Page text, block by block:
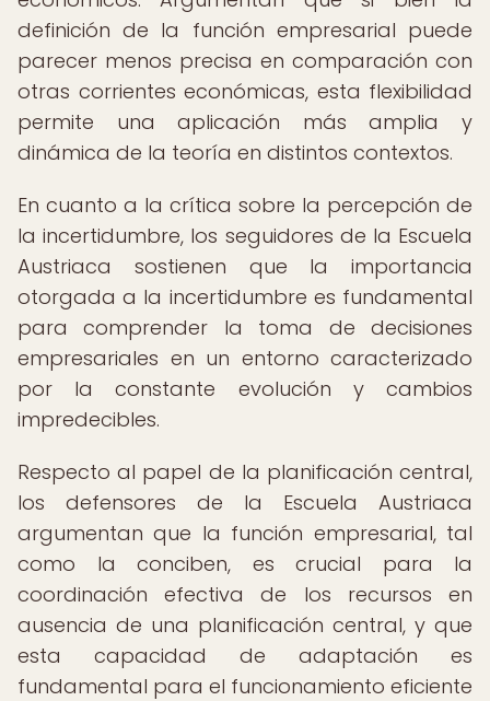
definición de la función empresarial puede
parecer menos precisa en comparación con
otras corrientes económicas, esta flexibilidad
permite una aplicación más amplia y
dinámica de la teoría en distintos contextos.
En cuanto a la crítica sobre la percepción de
la incertidumbre, los seguidores de la Escuela
Austriaca sostienen que la importancia
otorgada a la incertidumbre es fundamental
para comprender la toma de decisiones
empresariales en un entorno caracterizado
por la constante evolución y cambios
impredecibles.
Respecto al papel de la planificación central,
los defensores de la Escuela Austriaca
argumentan que la función empresarial, tal
como la conciben, es crucial para la
coordinación efectiva de los recursos en
ausencia de una planificación central, y que
esta capacidad de adaptación es
fundamental para el funcionamiento eficiente